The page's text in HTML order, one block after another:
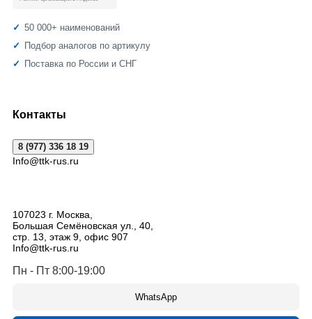
50 000+ наименований
Подбор аналогов по артикулу
Поставка по России и СНГ
Контакты
8 (977) 336 18 19
Info@ttk-rus.ru
107023 г. Москва
Большая Семёновская ул., 40,
стр. 13, этаж 9, офис 907
Info@ttk-rus.ru
Пн - Пт 8:00-19:00
WhatsApp